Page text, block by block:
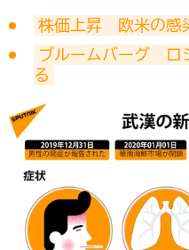
株価上昇　欧米の感
ブルームバーグ　ロ
る